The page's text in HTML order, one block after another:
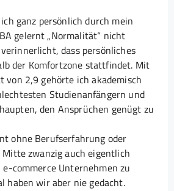
ganz persönlich durch mein
gelernt „Normalität“ nicht
dass persönliches
der Komfortzone stattfindet. Mit
2,9 gehörte ich akademisch
Studienanfängern und
den Ansprüchen genügt zu
ohne Berufserfahrung oder
zwanzig auch eigentlich
commerce Unternehmen zu
haben wir aber nie gedacht.